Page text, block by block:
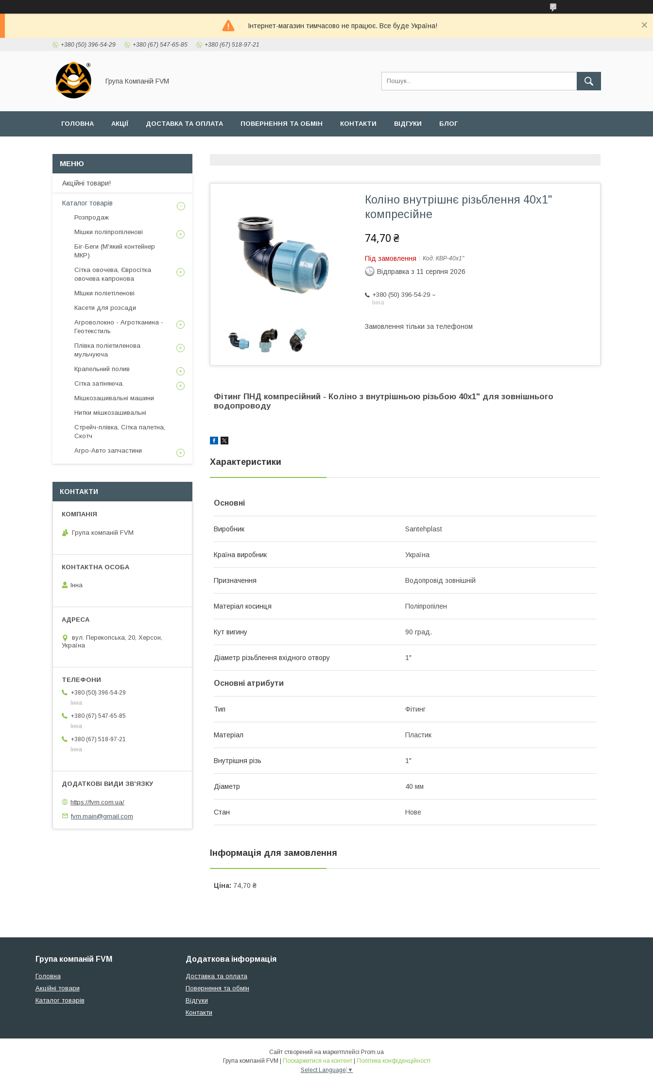
Інтернет-магазин тимчасово не працює. Все буде Україна!
+380 (50) 396-54-29 +380 (67) 547-65-85 +380 (67) 518-97-21
Група Компаній FVM
ГОЛОВНА АКЦІЇ ДОСТАВКА ТА ОПЛАТА ПОВЕРНЕННЯ ТА ОБМІН КОНТАКТИ ВІДГУКИ БЛОГ
Коліно внутрішнє різьблення 40х1"
компресійне
74,70 ₴
Під замовлення Код: КВР-40х1"
Відправка з 11 серпня 2026
+380 (50) 396-54-29
Інна
Замовлення тільки за телефоном
Фітинг ПНД компресійний - Коліно з внутрішньою різьбою 40х1" для зовнішнього
водопроводу
Характеристики
Основні
Виробник Santehplast
Країна виробник Україна
Призначення Водопровід зовнішній
Матеріал косинця Поліпропілен
Кут вигину 90 град.
Діаметр різьблення вхідного отвору 1"
Основні атрибути
Тип Фітинг
Матеріал Пластик
Внутрішня різь 1"
Діаметр 40 мм
Стан Нове
Інформація для замовлення
Ціна: 74,70 ₴
Акційні товари!
Каталог товарів
Розпродаж
Мішки поліпропіленові
Біг-Беги (М'який контейнер
МКР)
Сітка овочева, Євросітка
овочева капронова
МІшки поліетіленові
Касети для розсади
Агроволокно - Агротканина -
Геотекстиль
Плівка поліетиленова
мульчуюча
Крапельний полив
Сітка затіняюча.
Мішкозашивальні машини
Нитки мішкозашивальні
Стрейч-плівка, Сітка палетна,
Скотч
Агро-Авто запчастини
КОНТАКТИ
Група компаній FVM
Інна
вул. Перекопська, 20, Херсон,
Україна
+380 (50) 396-54-29
Інна
+380 (67) 547-65-85
Інна
+380 (67) 518-97-21
Інна
https://fvm.com.ua/
fvm.main@gmail.com
Група компаній FVM
Головна
Акційні товари
Каталог товарів
Додаткова інформація
Доставка та оплата
Повернення та обмін
Відгуки
Контакти
Сайт створений на маркетплейсі Prom.ua
Поскаржитися на контент
Політика конфіденційності
Select Language ▼